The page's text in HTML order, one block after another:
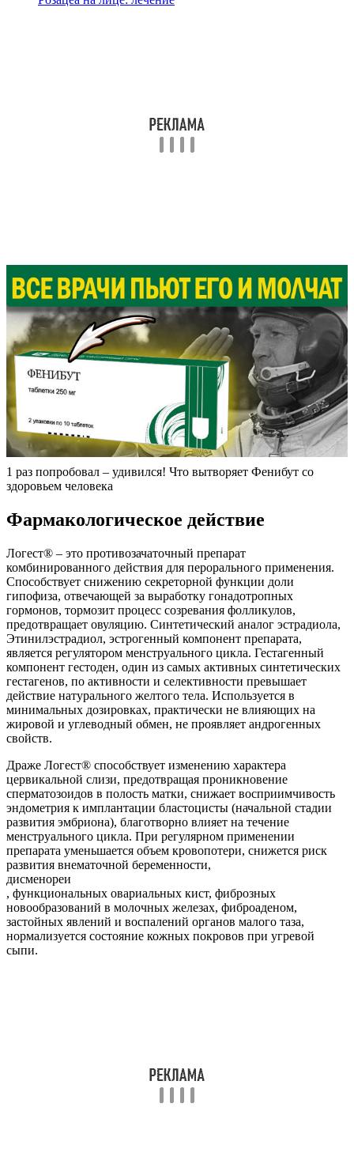
1 раз попробовал – удивился! Что вытворяет Фенибут со
здоровьем человека
Фармакологическое действие
Логест® – это противозачаточный препарат
комбинированного действия для перорального применения.
Способствует снижению секреторной функции доли
гипофиза, отвечающей за выработку гонадотропных
гормонов, тормозит процесс созревания фолликулов,
предотвращает овуляцию. Синтетический аналог эстрадиола,
Этинилэстрадиол, эстрогенный компонент препарата,
является регулятором менструального цикла. Гестагенный
компонент гестоден, один из самых активных синтетических
гестагенов, по активности и селективности превышает
действие натурального желтого тела. Используется в
минимальных дозировках, практически не влияющих на
жировой и углеводный обмен, не проявляет андрогенных
свойств.
Драже Логест® способствует изменению характера
цервикальной слизи, предотвращая проникновение
сперматозоидов в полость матки, снижает восприимчивость
эндометрия к имплантации бластоцисты (начальной стадии
развития эмбриона), благотворно влияет на течение
менструального цикла. При регулярном применении
препарата уменьшается объем кровопотери, снижется риск
развития внематочной беременности,
дисменореи
, функциональных овариальных кист, фиброзных
новообразований в молочных железах, фиброаденом,
застойных явлений и воспалений органов малого таза,
нормализуется состояние кожных покровов при угревой
сыпи.